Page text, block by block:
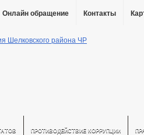
Онлайн обращение Контакты
ПРОТИВОДЕЙСТВИЕ КОРРУПЦИИ